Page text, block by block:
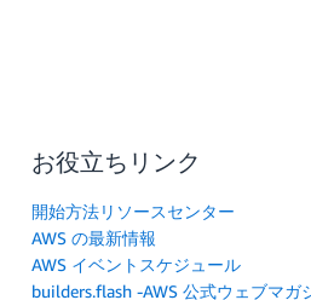
お役立ちリンク
開始方法リソースセンター
AWS の最新情報
AWS イベントスケジュール
builders.flash -AWS 公式ウェブマガ